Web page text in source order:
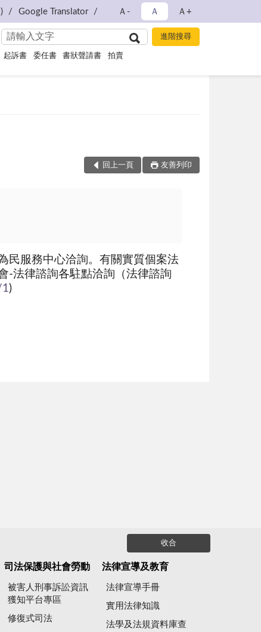
Google Translator Ａ- Ａ Ａ+
起訴書 委任書 書狀聲請書 拍賣
回上一頁 友善列印
服務中心洽詢。有關實質個案法
-法律諮詢各駐點洽詢（法律諮詢
1)
收合
司法保護與社會勞動
被害人刑事訴訟資訊
獲知平台專區
修復式司法
法律宣導及教育
法律宣導手冊
實用法律知識
法學及法規資料庫查